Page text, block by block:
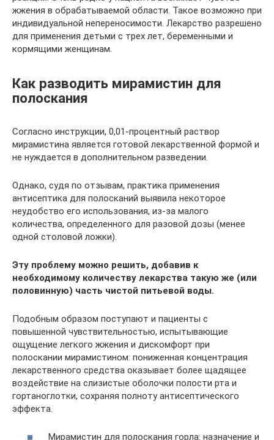
жжения в обрабатываемой области. Такое возможно при
индивидуальной непереносимости. Лекарство разрешено
для применения детьми с трех лет, беременными и
кормящими женщинам.
Как разводить мирамистин для
полоскания
Согласно инструкции, 0,01-процентный раствор
мирамистина является готовой лекарственной формой и
не нуждается в дополнительном разведении.
Однако, судя по отзывам, практика применения
антисептика для полосканий выявила некоторое
неудобство его использования, из-за малого
количества, определенного для разовой дозы (менее
одной столовой ложки).
Эту проблему можно решить, добавив к
необходимому количеству лекарства такую же (или
половинную) часть чистой питьевой воды.
Подобным образом поступают и пациенты с
повышенной чувствительностью, испытывающие
ощущение легкого жжения и дискомфорт при
полоскании мирамистином: пониженная концентрация
лекарственного средства оказывает более щадящее
воздействие на слизистые оболочки полости рта и
гортаноглотки, сохраняя полноту антисептического
эффекта.
Мирамистин для полоскания горла: назначение и